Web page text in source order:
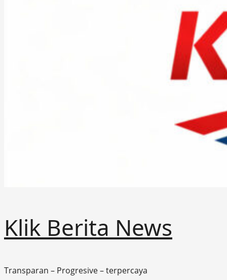
Klik Berita News
Transparan – Progresive – terpercaya